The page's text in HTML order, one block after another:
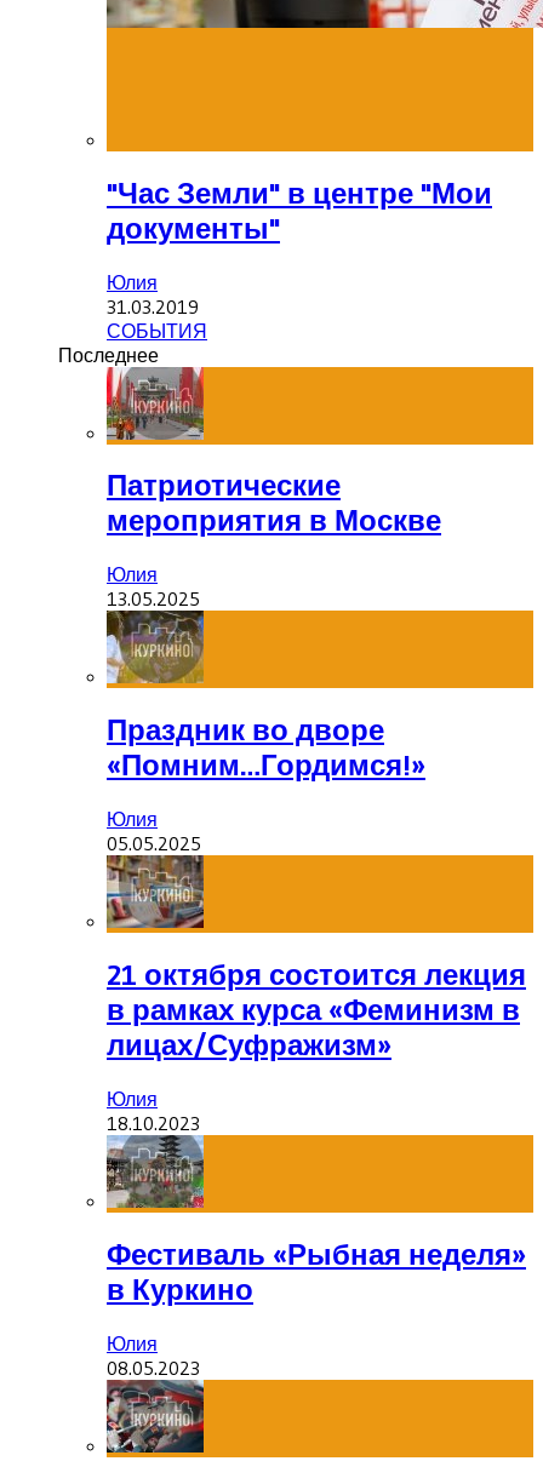
"Час Земли" в центре "Мои
документы"
Юлия
31.03.2019
СОБЫТИЯ
Последнее
Патриотические
мероприятия в Москве
Юлия
13.05.2025
Праздник во дворе
«Помним…Гордимся!»
Юлия
05.05.2025
21 октября состоится лекция
в рамках курса «Феминизм в
лицах/Суфражизм»
Юлия
18.10.2023
Фестиваль «Рыбная неделя»
в Куркино
Юлия
08.05.2023